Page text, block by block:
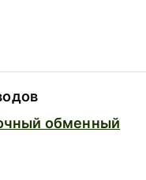
обменный